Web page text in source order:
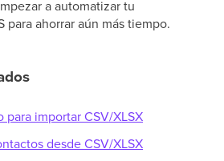
a automatizar tu
para ahorrar aún más tiempo.
para importar CSV/XLSX
desde CSV/XLSX